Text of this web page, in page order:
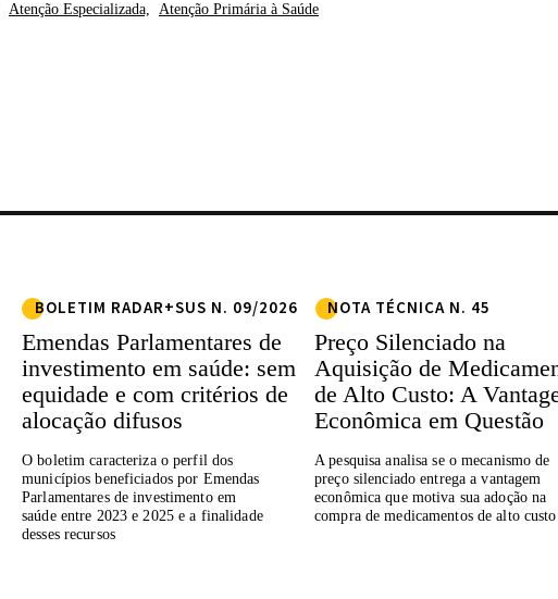
Atenção Especializada, Atenção Primária à Saúde
BOLETIM RADAR+SUS N. 09/2026
Emendas Parlamentares de
investimento em saúde: sem
equidade e com critérios de
alocação difusos
O boletim caracteriza o perfil dos
municípios beneficiados por Emendas
Parlamentares de investimento em
saúde entre 2023 e 2025 e a finalidade
desses recursos
NOTA TÉCNICA N. 45
Preço Silenciado na
Aquisição de
de Alto Custo: A
Econômica em Questão
A pesquisa analisa se o mecanismo de
preço silenciado entrega a vantagem
econômica que motiva sua adoção na
compra de medicamentos de alto custo